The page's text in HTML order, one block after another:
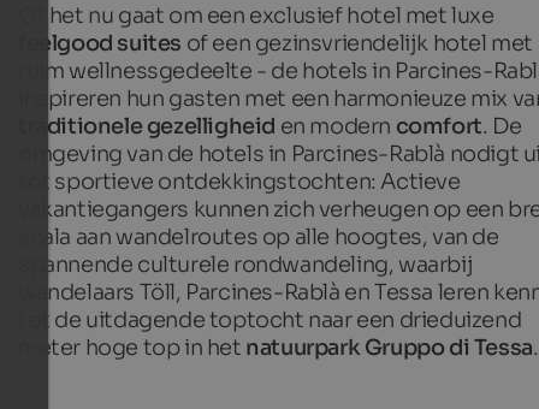
Of het nu gaat om een exclusief hotel met luxe
feelgood suites of een gezinsvriendelijk hotel met
ruim wellnessgedeelte - de hotels in Parcines-
inspireren hun gasten met een harmonieuze mix
traditionele gezelligheid en modern comfort. De
omgeving van de hotels in Parcines-Rablà nodigt
tot sportieve ontdekkingstochten: Actieve
vakantiegangers kunnen zich verheugen op een
scala aan wandelroutes op alle hoogtes, van de
spannende culturele rondwandeling, waarbij
wandelaars Töll, Parcines-Rablà en Tessa leren
tot de uitdagende toptocht naar een drieduizend
meter hoge top in het natuurpark Gruppo di Tessa.